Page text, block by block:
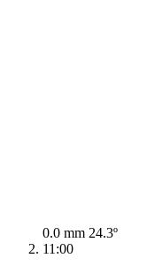
0.0 mm 24.3º
11:00